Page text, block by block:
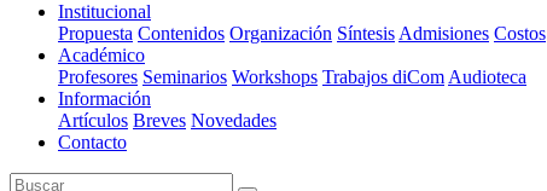
Institucional
Propuesta Contenidos Organización Síntesis Admisiones Costos
Académico
Profesores Seminarios Workshops Trabajos diCom Audioteca
Información
Artículos Breves Novedades
Contacto